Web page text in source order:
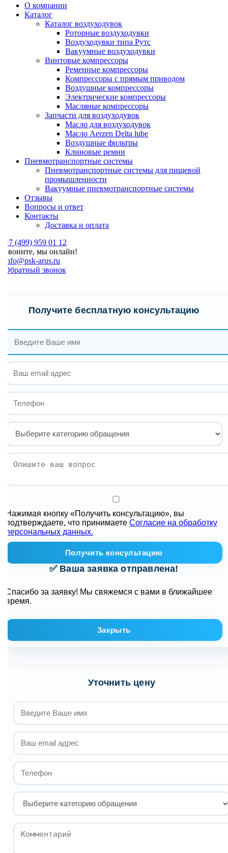
О компании
Каталог
Каталог воздуходувок
Роторные воздуходувки
Воздуходувки типа Рутс
Вакуумные воздуходувки
Винтовые компрессоры
Ременные компрессоры
Компрессоры с прямым приводом
Воздушные компрессоры
Электрические компрессоры
Масляные компрессоры
Запчасти для воздуходувок
Масло для воздуходувок
Масло Aerzen Delta lube
Воздушные фильтры
Клиновые ремни
Пневмотранспортные системы
Пневмотранспортные системы для пищевой
промышленности
Вакуумные пневмотранспортные системы
Отзывы
Вопросы и ответ
Контакты
Доставка и оплата
(499) 959 01 12
мы онлайн!
arus.ru
звонок
Получите бесплатную консультацию
кнопку «Получить консультацию», вы
что принимаетеСогласие на обработку
данных.
Получить консультацию
✅ Ваша заявка отправлена!
за заявку! Мы свяжемся с вами в ближайшее
Закрыть
Уточнить цену